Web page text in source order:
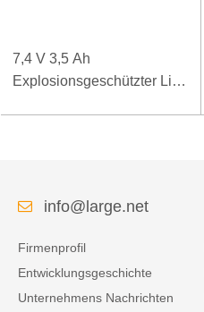
7,4 V 3,5 Ah
Explosionsgeschützter Li-
info@large.net
Firmenprofil
Entwicklungsgeschichte
Unternehmens Nachrichten